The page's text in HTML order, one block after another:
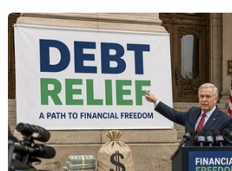
TIN LIÊN QUAN